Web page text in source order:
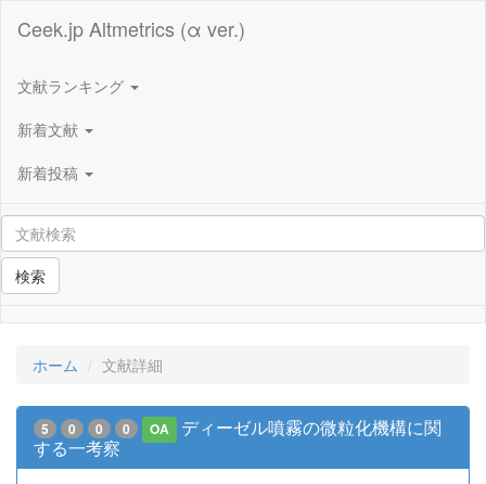
Ceek.jp Altmetrics (α ver.)
文献ランキング
新着文献
新着投稿
検索
ホーム 文献詳細
5 0 0 0 OA
ディーゼル噴霧の微粒化機構に関
する一考察